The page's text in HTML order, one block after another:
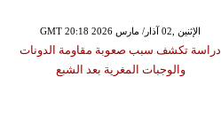
GMT 20:18 2026 الإثنين ,02 آذار/ مارس
دراسة تكشف سبب صعوبة مقاومة الدونات
والوجبات المغرية بعد الشبع